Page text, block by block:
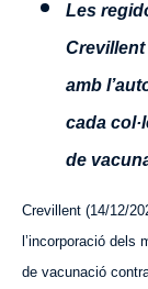
Les
amb
cada
de
Crevillent (14/12/
l’incorporació dels
de vacunació